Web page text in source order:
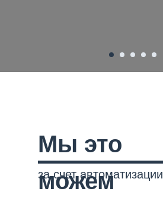
за счет автоматизации
Мы это
можем